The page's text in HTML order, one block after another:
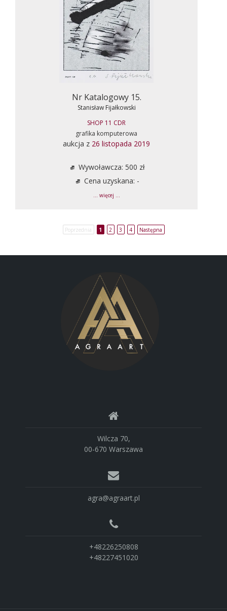
Nr Katalogowy 15.
Stanisław Fijałkowski
SHOP 11 CDR
grafika komputerowa
aukcja z 26 listopada 2019
Wywoławcza: 500 zł
Cena uzyskana: -
... więcej ...
Poprzednia 1 2 3 4 Następna
Wilcza 70,
00-670 Warszawa
agra@agraart.pl
+48226250808
+48227451020